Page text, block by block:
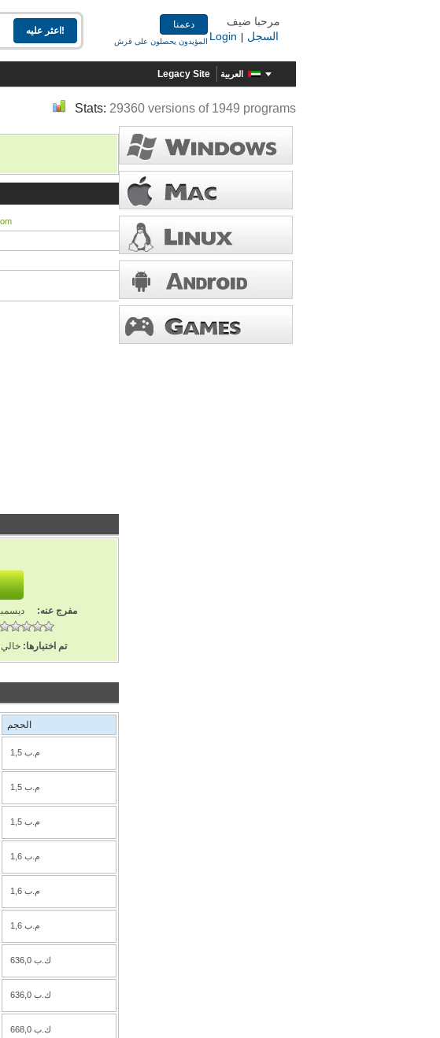
دعمنا
المؤيدون يحصلون على قرش
مرحبا ضيف
Login
السجل
Legacy Site العربية
Stats: 29360 versions of 1949 programs
مفرج عنه: ديسمبر 14,
تم اختبارها:
الحجم
1,5 م.ب
1,5 م.ب
1,5 م.ب
1,6 م.ب
1,6 م.ب
1,6 م.ب
636,0 ك.ب
636,0 ك.ب
668,0 ك.ب